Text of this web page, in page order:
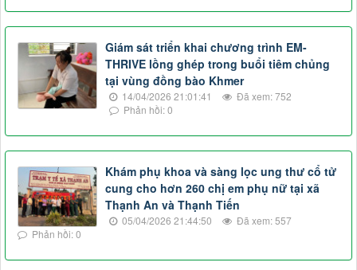
Giám sát triển khai chương trình EM-
THRIVE lồng ghép trong buổi tiêm chủng
tại vùng đồng bào Khmer
14/04/2026 21:01:41
Đã xem: 752
Phản hồi: 0
Khám phụ khoa và sàng lọc ung thư cổ tử
cung cho hơn 260 chị em phụ nữ tại xã
Thạnh An và Thạnh Tiến
05/04/2026 21:44:50
Đã xem: 557
Phản hồi: 0